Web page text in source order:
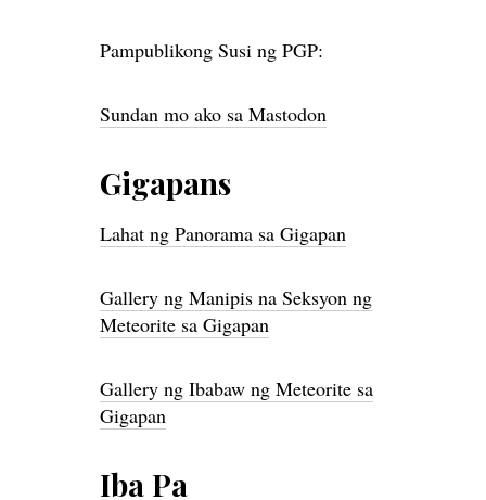
Pampublikong Susi ng PGP:
Sundan mo ako sa Mastodon
Gigapans
Lahat ng Panorama sa Gigapan
Gallery ng Manipis na Seksyon ng
Meteorite sa Gigapan
Gallery ng Ibabaw ng Meteorite sa
Gigapan
Iba Pa